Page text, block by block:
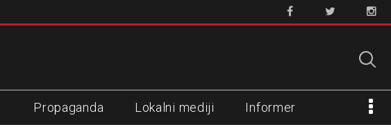
Propaganda Lokalni mediji Informer